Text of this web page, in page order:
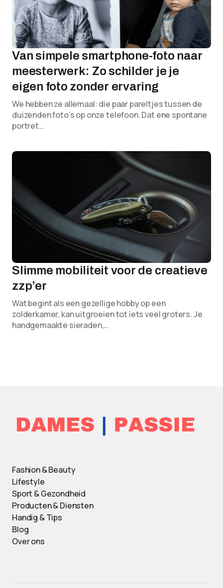
Van simpele smartphone-foto naar
meesterwerk: Zo schilder je je
eigen foto zonder ervaring
We hebben ze allemaal: die paar pareltjes tussen de
duizenden foto’s op onze telefoon. Dat ene spontane
portret…
Slimme mobiliteit voor de creatieve
zzp’er
Wat begint als een gezellige hobby op een
zolderkamer, kan uitgroeien tot iets veel groters. Je
handgemaakte sieraden,…
Fashion & Beauty
Lifestyle
Sport & Gezondheid
Producten & Diensten
Handig & Tips
Blog
Over ons